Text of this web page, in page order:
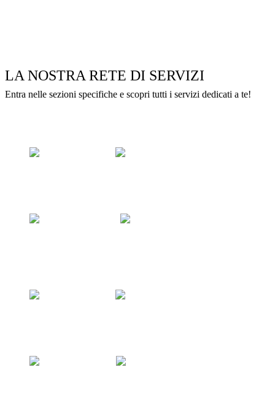
LA NOSTRA RETE DI SERVIZI
Entra nelle sezioni specifiche e scopri tutti i servizi dedicati a te!